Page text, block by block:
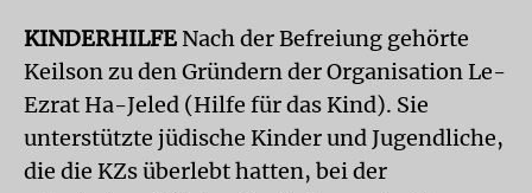
KINDERHILFE Nach der Befreiung gehörte
Keilson zu den Gründern der Organisation Le-
Ezrat Ha-Jeled (Hilfe für das Kind). Sie
unterstützte jüdische Kinder und Jugendliche,
die die KZs überlebt hatten, bei der